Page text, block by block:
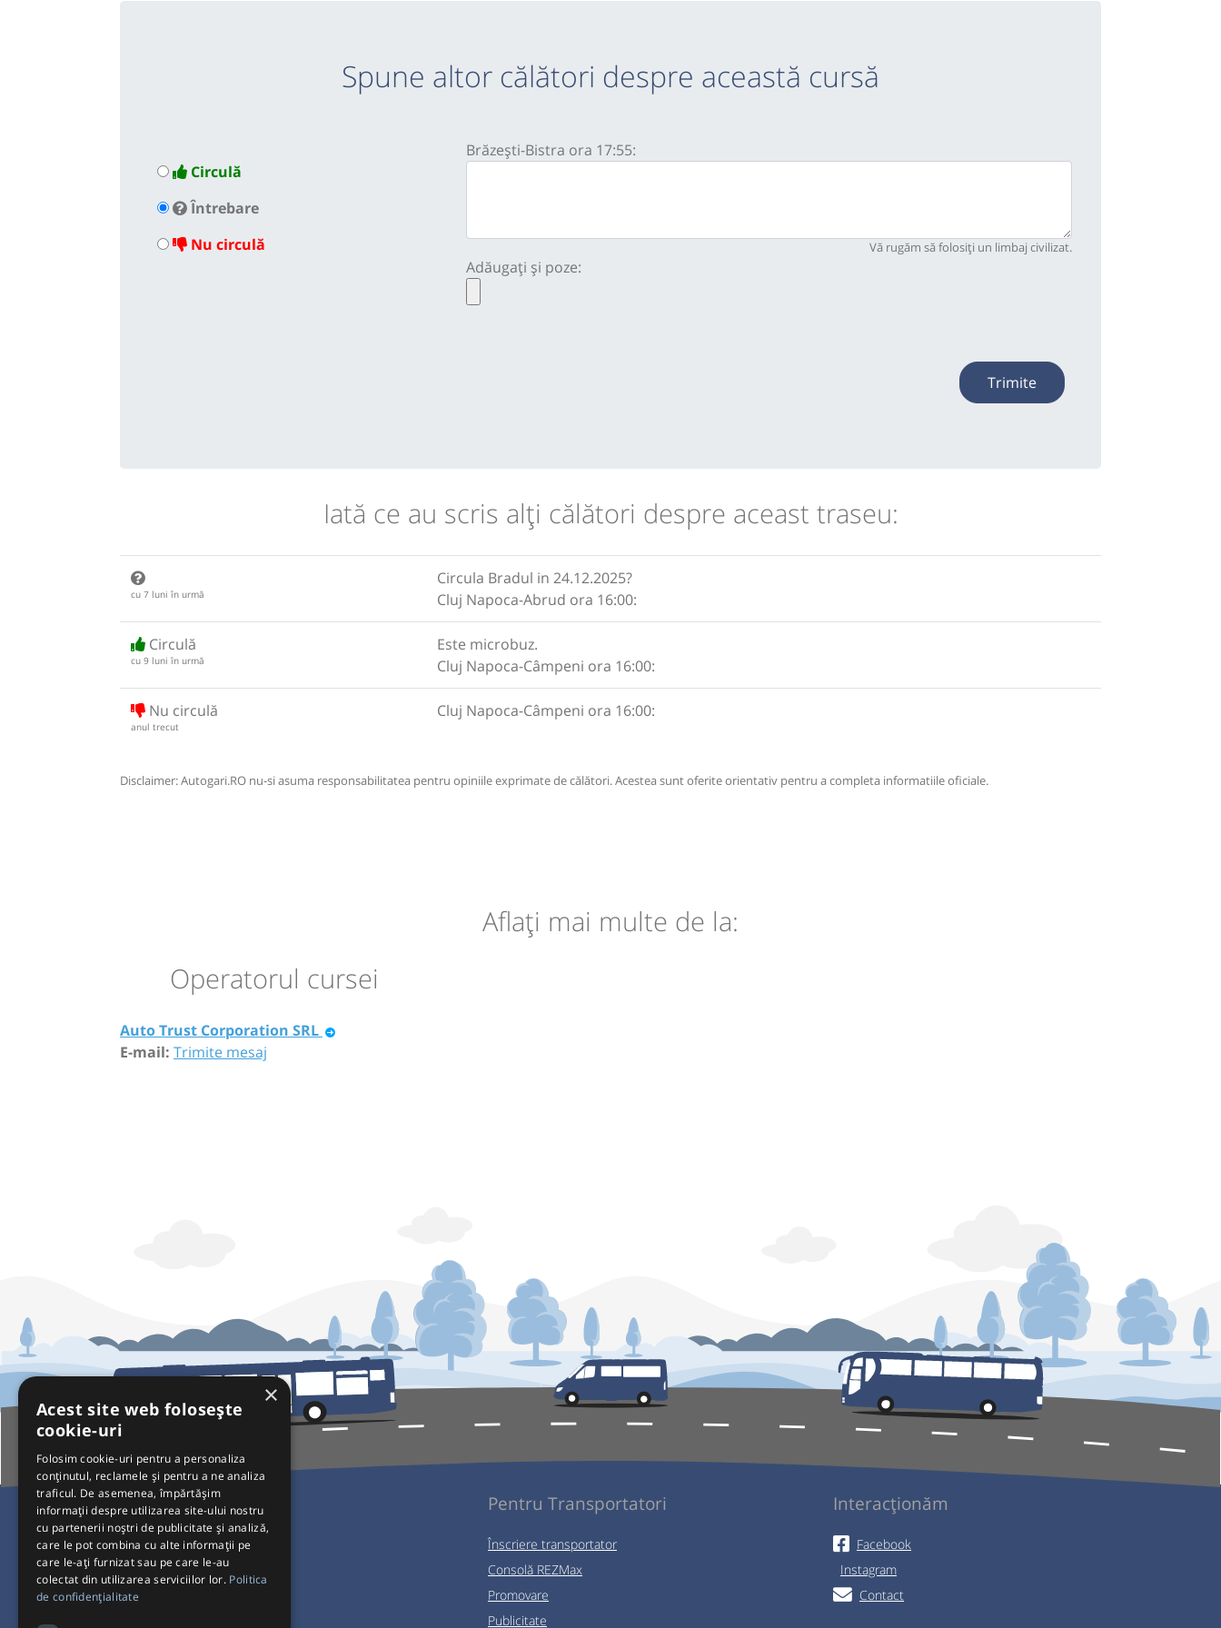
Spune altor călători despre această cursă
Circulă
Întrebare
Nu circulă
Brăzești-Bistra ora 17:55:
Vă rugăm să folosiți un limbaj civilizat.
Adăugați și poze:
Trimite
Iată ce au scris alţi călători despre aceast traseu:
cu 7 luni în urmă
Circula Bradul in 24.12.2025?
Cluj Napoca-Abrud ora 16:00:
Circulă
cu 9 luni în urmă
Este microbuz.
Cluj Napoca-Câmpeni ora 16:00:
Nu circulă
anul trecut
Cluj Napoca-Câmpeni ora 16:00:
Disclaimer: Autogari.RO nu-si asuma responsabilitatea pentru opiniile exprimate de călători. Acestea sunt oferite orientativ pentru a completa informatiile oficiale.
Aflaţi mai multe de la:
Operatorul cursei
Auto Trust Corporation SRL
E-mail: Trimite mesaj
Pentru Călători
Curse autobuz
Plecări/Sosiri
Pentru Transportatori
Înscriere transportator
Consolă REZMax
Promovare
Publicitate
Interacționăm
Facebook
Instagram
Contact
×
Acest site web folosește
cookie-uri
Folosim cookie-uri pentru a personaliza
conținutul, reclamele și pentru a ne analiza
traficul. De asemenea, împărtășim
informații despre utilizarea site-ului nostru
cu partenerii noștri de publicitate și analiză,
care le pot combina cu alte informații pe
care le-ați furnizat sau pe care le-au
colectat din utilizarea serviciilor lor. Politica
de confidențialitate